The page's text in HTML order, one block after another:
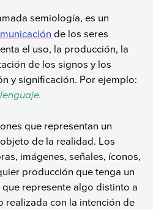
semiología, es un
de los seres
el uso, la producción, la
de los signos y los
y significación. Por ejemplo:
que representan un
de la realidad. Los
imágenes, señales, íconos,
producción que tenga un
represente algo distinto a
realizada con la intención de